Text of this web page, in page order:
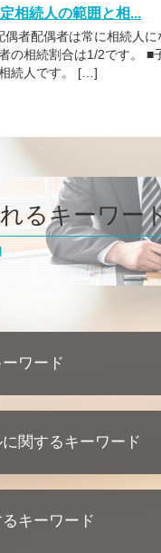
相続人の範囲と相...
偶者配偶者は常に相続人
の相続割合は1/2です。 ■
続人です。 […]
るキーワー
ワード
弁護士
関するキーワード
判キーワード